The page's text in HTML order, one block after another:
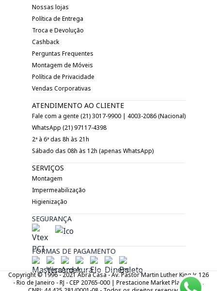
Nossas lojas
Política de Entrega
Troca e Devolução
Cashback
Perguntas Frequentes
Montagem de Móveis
Política de Privacidade
Vendas Corporativas
ATENDIMENTO AO CLIENTE
Fale com a gente (21) 3017-9900 | 4003-2086 (Nacional)
WhatsApp (21) 97117-4398
2ª à 6ª das 8h às 21h
Sábado das 08h às 12h (apenas WhatsApp)
SERVIÇOS
Montagem
Impermeabilização
Higienização
SEGURANÇA
FORMAS DE PAGAMENTO
Copyright © 1996 - 2021 Abra Casa - Av. Pastor Martin Luther King Jr. 126
- Rio de Janeiro - RJ - CEP 20765-000 | Prestacione Market Place LTDA.